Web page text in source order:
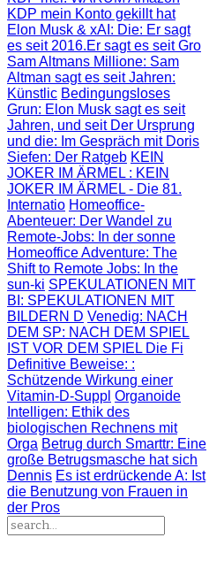
KDP mein Konto gekillt hat
Elon Musk & xAI: Die: Er sagt
es seit 2016.Er sagt es seit Gro
Sam Altmans Millione: Sam
Altman sagt es seit Jahren:
Künstlic Bedingungsloses
Grun: Elon Musk sagt es seit
Jahren, und seit Der Ursprung
und die: Im Gespräch mit Doris
Siefen: Der Ratgeb KEIN
JOKER IM ÄRMEL : KEIN
JOKER IM ÄRMEL - Die 81.
Internatio Homeoffice-
Abenteuer: Der Wandel zu
Remote-Jobs: In der sonne
Homeoffice Adventure: The
Shift to Remote Jobs: In the
sun-ki SPEKULATIONEN MIT
BI : SPEKULATIONEN MIT
BILDERN D Venedig: NACH
DEM SP: NACH DEM SPIEL
IST VOR DEM SPIEL Die Fi
Definitive Beweise: :
Schützende Wirkung einer
Vitamin-D-Suppl Organoide
Intelligen: Ethik des
biologischen Rechnens mit
Orga Betrug durch Smarttr: Eine
große Betrugsmasche hat sich
Dennis Es ist erdrückende A: Ist
die Benutzung von Frauen in
der Pros